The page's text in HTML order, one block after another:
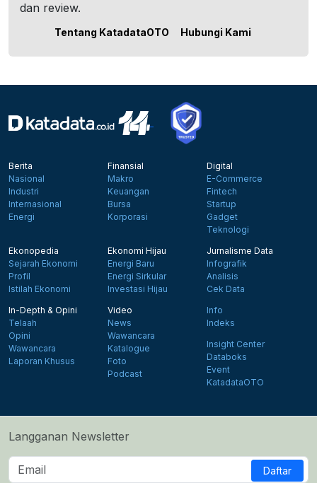
dan review.
Tentang KatadataOTO Hubungi Kami
Berita
Nasional
Industri
Internasional
Energi
Finansial
Makro
Keuangan
Bursa
Korporasi
Digital
E-Commerce
Fintech
Startup
Gadget
Teknologi
Ekonopedia
Sejarah Ekonomi
Profil
Istilah Ekonomi
Ekonomi Hijau
Energi Baru
Energi Sirkular
Investasi Hijau
Jurnalisme Data
Infografik
Analisis
Cek Data
In-Depth & Opini
Telaah
Opini
Wawancara
Laporan Khusus
Video
News
Wawancara
Katalogue
Foto
Podcast
Info
Indeks
Insight Center
Databoks
Event
KatadataOTO
Langganan Newsletter
Daftar